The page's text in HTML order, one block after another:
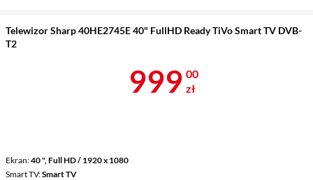
Telewizor Sharp 40HE2745E 40" FullHD Ready TiVo Smart TV DVB-
T2
Ekran 40 ", Full HD / 1920 x 1080
Smart TV Smart TV
Cena 999 zł
999 00
zł